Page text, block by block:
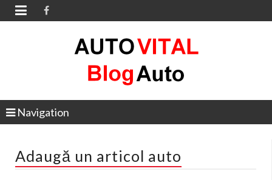

Navigation
Adaugă un articol auto